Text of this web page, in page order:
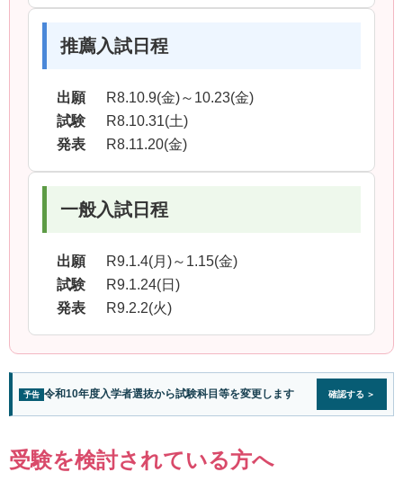
推薦入試日程
出願
R8.10.9(金)～10.23(金)
試験
R8.10.31(土)
発表
R8.11.20(金)
一般入試日程
出願
R9.1.4(月)～1.15(金)
試験
R9.1.24(日)
発表
R9.2.2(火)
予告 令和10年度入学者選抜から試験科目等を変更します 確認する
受験を検討されている方へ